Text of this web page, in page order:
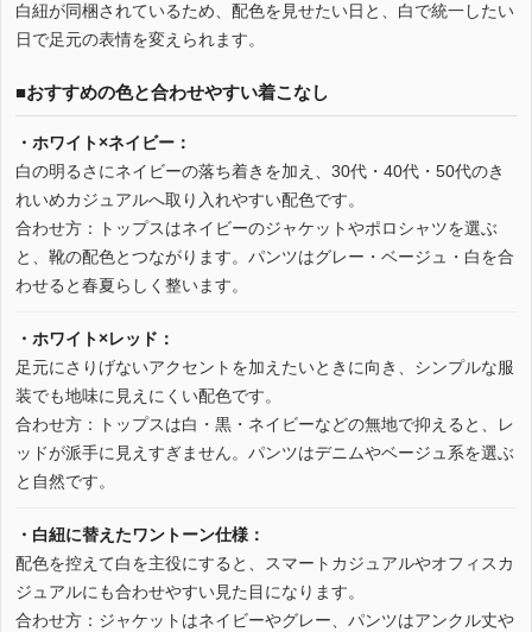
白紐が同梱されているため、配色を見せたい日と、白で統一したい
日で足元の表情を変えられます。
■おすすめの色と合わせやすい着こなし
・ホワイト×ネイビー：
白の明るさにネイビーの落ち着きを加え、30代・40代・50代のき
れいめカジュアルへ取り入れやすい配色です。
合わせ方：トップスはネイビーのジャケットやポロシャツを選ぶ
と、靴の配色とつながります。パンツはグレー・ベージュ・白を合
わせると春夏らしく整います。
・ホワイト×レッド：
足元にさりげないアクセントを加えたいときに向き、シンプルな服
装でも地味に見えにくい配色です。
合わせ方：トップスは白・黒・ネイビーなどの無地で抑えると、レ
ッドが派手に見えすぎません。パンツはデニムやベージュ系を選ぶ
と自然です。
・白紐に替えたワントーン仕様：
配色を控えて白を主役にすると、スマートカジュアルやオフィスカ
ジュアルにも合わせやすい見た目になります。
合わせ方：ジャケットはネイビーやグレー、パンツはアンクル丈や